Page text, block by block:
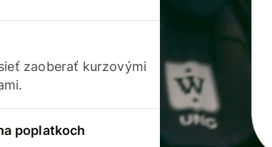
zaoberať kurzovými
poplatkoch